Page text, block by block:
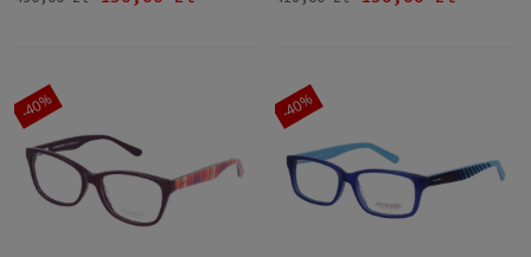
-40% -40%